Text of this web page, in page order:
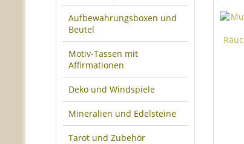
Aufbewahrungsboxen und
Beutel
Motiv-Tassen mit
Affirmationen
Deko und Windspiele
Mineralien und Edelsteine
Tarot und Zubehör